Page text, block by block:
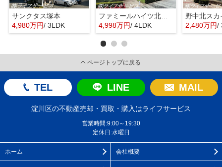
サンクタス塚本
4,980万円/ 3LDK
ファミールハイツ北大阪４号棟
4,998万円/ 4LDK
野中北スカ
2,480万円/
ページトップに戻る
TEL LINE MAIL
淀川区の不動産売却・買取・購入はライフサービス
営業時間:9:00～19:30
定休日:水曜日
ホーム 会社概要